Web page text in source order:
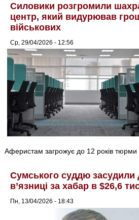
Силовики розгромили
центр, який видурював
військових
Ср, 29/04/2026 - 12:56
Аферистам загрожує до 12 років тюрми
Сумського суддю засудили
в’язниці за хабар в $26,6
Пн, 13/04/2026 - 18:43